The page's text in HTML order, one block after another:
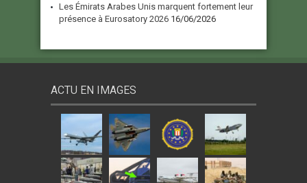
Les Émirats Arabes Unis marquent fortement leur
présence à Eurosatory 2026 16/06/2026
ACTU EN IMAGES